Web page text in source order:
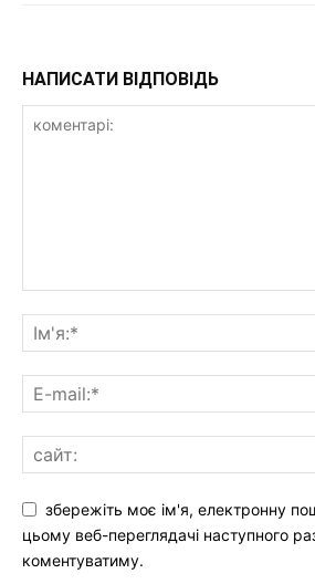
НАПИСАТИ ВІДПОВІДЬ
збережіть моє ім'я, електронну
цьому веб-переглядачі наступного
коментуватиму.